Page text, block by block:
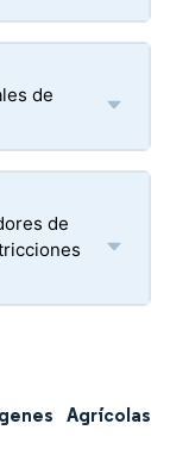
de
de
Agrícolas